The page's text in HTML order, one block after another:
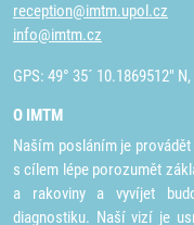
reception@imtm.upol.cz
info@imtm.cz
GPS: 49° 35´ 10.1869512"
O IMTM
Naším posláním je
s cílem lépe porozumět
a rakoviny a vyvíjet
diagnostiku. Naší vizí je